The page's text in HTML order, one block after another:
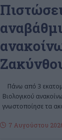
Πάνω από 3
Βιολογικού
γνωστοποίησε τα
7 Αυγούστου